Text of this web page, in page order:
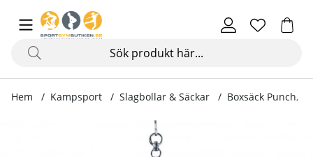
Hem Kampsport Slagbollar & Säckar Boxsäck Punch,
Produktbilder Boxsäck Punch, 80 x 30 cm